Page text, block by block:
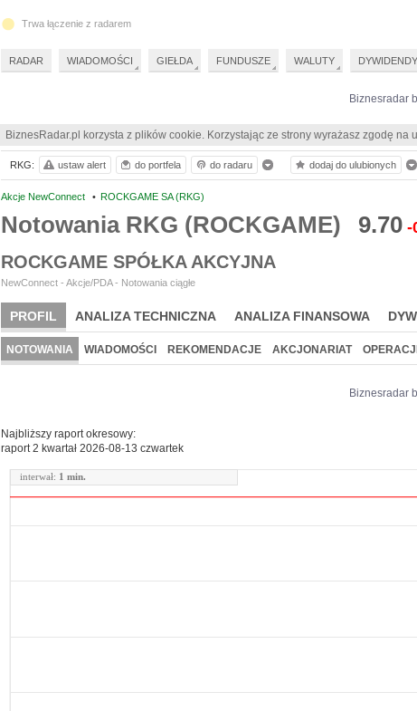
Biznesradar
BiznesRadar.pl korzysta z plików cookie. Korzystając ze strony wyrażasz zgodę
Akcje NewConnect • ROCKGAME SA (RKG)
Notowania RKG (ROCKGAME) 9.70 -
ROCKGAME SPÓŁKA AKCYJNA
NewConnect - Akcje/PDA - Notowania ciągłe
PROFIL ANALIZA TECHNICZNA ANALIZA FINANSOWA
NOTOWANIA WIADOMOŚCI REKOMENDACJE AKCJONARIAT
Biznesradar
Najbliższy raport okresowy:
raport 2 kwartał 2026-08-13 czwartek
interwał: 1 min.
RKG: ustaw alert do portfela do radaru dodaj do ulubionych
8
Trwa łączenie z radarem
RADAR WIADOMOŚCI GIEŁDA FUNDUSZE WALUTY DYWIDENDY